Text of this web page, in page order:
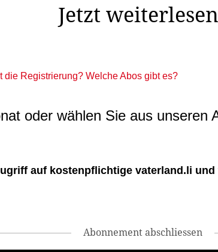
Jetzt
die Registrierung? Welche Abos gibt es?
oder wählen Sie aus unseren
auf kostenpflichtige vaterland.li
Abonnement abschliessen